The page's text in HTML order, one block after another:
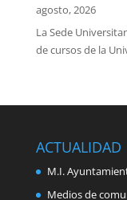
agosto, 2026
La Sede
de cursos de la
ACTUALIDAD
M.I.
Medios de